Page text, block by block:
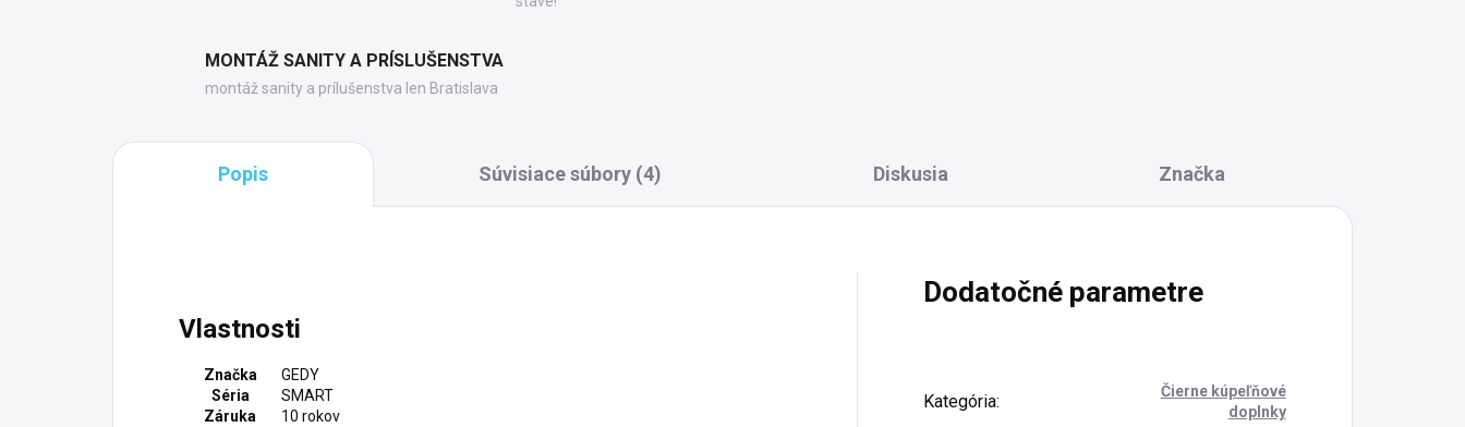
MONTÁŽ SANITY A PRÍSLUŠENSTVA
montáž sanity a prílušenstva len Bratislava
Popis Súvisiace súbory (4) Diskusia Značka
Vlastnosti
Značka
GEDY
Séria
SMART
Záruka
10 rokov
Dodatočné parametre
Kategória:
Čierne kúpeľňové
doplnky